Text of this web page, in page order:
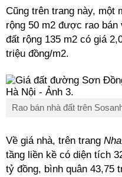
Cũng trên trang này, một
rộng 50 m2 được rao
đất rộng 135 m2 có giá
triệu đồng/m2.
Rao bán nhà đất trên
Về giá nhà, trên trang
tầng liền kề có diện tích
tỷ đồng, bình quân 43,75